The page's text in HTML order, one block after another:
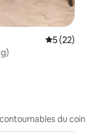
Note
5 (22)
du coin